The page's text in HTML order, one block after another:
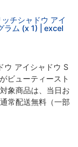
チシャドウ アイ
ラム (x 1) | excel
ウ アイシャドウ S
ビューティースト
象商品は、当日お
常配送無料（一部